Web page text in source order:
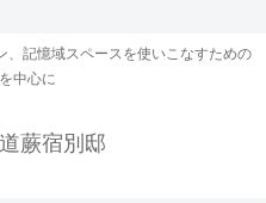
記憶域スペースを使いこなすための
中心に
蕨宿別邸